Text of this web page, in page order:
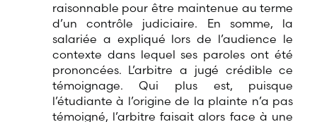
raisonnable pour être maintenue au terme
d’un contrôle judiciaire. En somme, la
salariée a expliqué lors de l’audience le
contexte dans lequel ses paroles ont été
prononcées. L’arbitre a jugé crédible ce
témoignage. Qui plus est, puisque
l’étudiante à l’origine de la plainte n’a pas
témoigné, l’arbitre faisait alors face à une